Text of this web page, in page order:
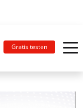
Gratis testen